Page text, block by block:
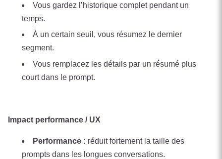
Vous gardez l’historique complet pendant un
temps.
À un certain seuil, vous résumez le dernier
segment.
Vous remplacez les détails par un résumé plus
court dans le prompt.
Impact performance / UX
Performance : réduit fortement la taille des
prompts dans les longues conversations.